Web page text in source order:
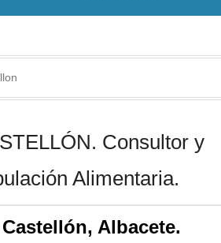
Consultor y
Alimentaria.
Albacete.